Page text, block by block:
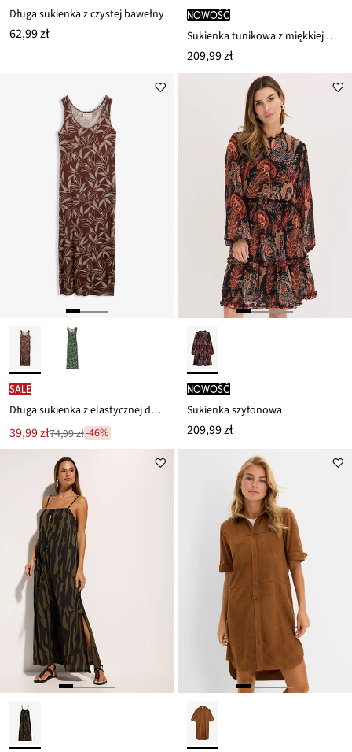
Długa sukienka z czystej bawełny
62,99 zł
nowość
Sukienka tunikowa z miękkiej mieszanki wiskozy
209,99 zł
SALE
Długa sukienka z elastycznej dzianiny dżersejowej z domieszką wiskozy
Nowa
cena
39,99 zł
Przeceniono
74,99 zł
74,99 zł-46%
nowość
Sukienka szyfonowa
209,99 zł